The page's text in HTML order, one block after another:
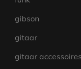
gibson
gitaar
gitaar accessoires